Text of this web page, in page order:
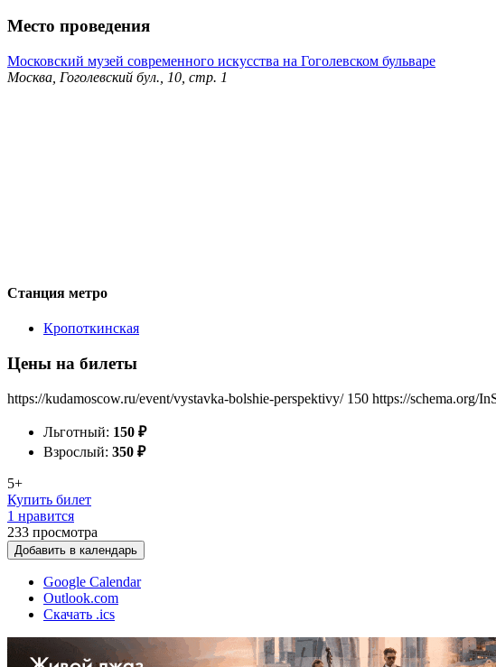
Место проведения
Московский музей современного искусства на Гоголевском бульваре
Москва, Гоголевский бул., 10, стр. 1
Станция метро
Кропоткинская
Цены на билеты
https://kudamoscow.ru/event/vystavka-bolshie-perspektivy/ 150 https://schema.org/
Льготный: 150 ₽
Взрослый: 350 ₽
5+
Купить билет
1 нравится
233 просмотра
Добавить в календарь
Google Calendar
Outlook.com
Скачать .ics